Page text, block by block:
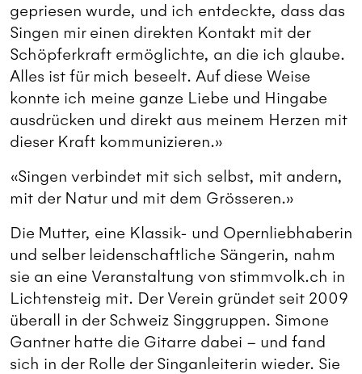
gepriesen wurde, und ich entdeckte, dass das
Singen mir einen direkten Kontakt mit der
Schöpferkraft ermöglichte, an die ich glaube.
Alles ist für mich beseelt. Auf diese Weise
konnte ich meine ganze Liebe und Hingabe
ausdrücken und direkt aus meinem Herzen mit
dieser Kraft kommunizieren.»
«Singen verbindet mit sich selbst, mit andern,
mit der Natur und mit dem Grösseren.»
Die Mutter, eine Klassik- und Opernliebhaberin
und selber leidenschaftliche Sängerin, nahm
sie an eine Veranstaltung von stimmvolk.ch in
Lichtensteig mit. Der Verein gründet seit 2009
überall in der Schweiz Singgruppen. Simone
Gantner hatte die Gitarre dabei – und fand
sich in der Rolle der Singanleiterin wieder. Sie